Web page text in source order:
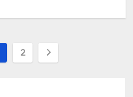
2